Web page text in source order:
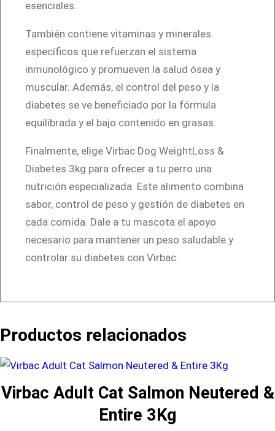
esenciales.
También contiene vitaminas y minerales
específicos que refuerzan el sistema
inmunológico y promueven la salud ósea y
muscular. Además, el control del peso y la
diabetes se ve beneficiado por la fórmula
equilibrada y el bajo contenido en grasas.
Finalmente, elige Virbac Dog WeightLoss &
Diabetes 3kg para ofrecer a tu perro una
nutrición especializada. Este alimento combina
sabor, control de peso y gestión de diabetes en
cada comida. Dale a tu mascota el apoyo
necesario para mantener un peso saludable y
controlar su diabetes con Virbac.
Productos relacionados
Virbac Adult Cat Salmon Neutered &
Entire 3Kg